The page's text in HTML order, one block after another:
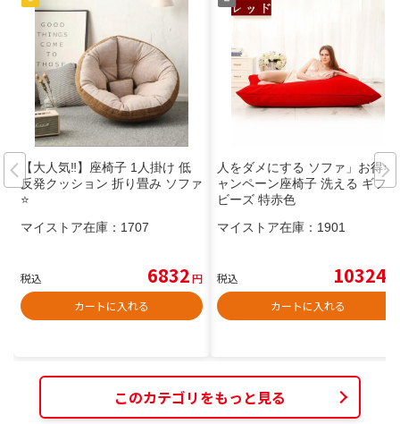
【大人気‼️】座椅子 1人掛け 低
反発クッション 折り畳み ソファ
⭐️
マイストア在庫： 1707
税込 6832円
カートに入れる
人をダメにする ソファ」お得キ
ャンペーン座椅子 洗える ギフト
ビーズ 特赤色
マイストア在庫： 1901
税込 10324
カートに入れる
このカテゴリをもっと見る